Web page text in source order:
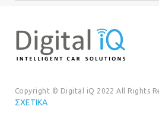
Copyright © Digital iQ 2022 All Rights
ΣΧΕΤΙΚΆ